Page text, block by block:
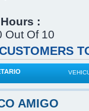
:
Out Of 10
AMIGO